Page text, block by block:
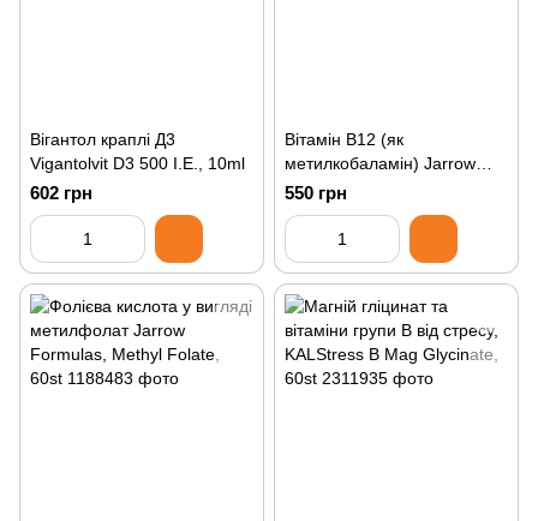
Вігантол краплі Д3
Vigantolvit D3 500 I.E., 10ml
602 грн
Вітамін B12 (як
метилкобаламін) Jarrow
Formulas, Methyl B-12,
100st
550 грн